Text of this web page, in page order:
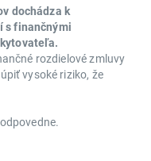
dochádza k
s finančnými
rozdielové zmluvy
vysoké riziko, že